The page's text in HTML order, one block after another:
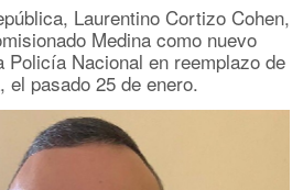
Laurentino Cortizo Cohen,
Medina como nuevo
Policía Nacional en reemplazo de
el pasado 25 de enero.